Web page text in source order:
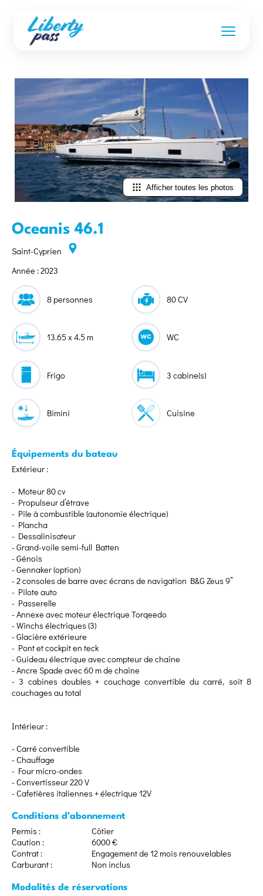
Afficher toutes les photos
Oceanis 46.1
Saint-Cyprien
Année : 2023
8 personnes 80 CV
13.65 x 4.5 m WC
Frigo 3 cabine(s)
Bimini Cuisine
Équipements du bateau
Extérieur :
- Moteur 80 cv
- Propulseur d’étrave
- Pile à combustible (autonomie électrique)
- Plancha
- Dessalinisateur
- Grand-voile semi-full Batten
- Génois
- Gennaker (option)
- 2 consoles de barre avec écrans de navigation B&G Zeus 9’’
- Pilote auto
- Passerelle
- Annexe avec moteur électrique Torqeedo
- Winchs électriques (3)
- Glacière extérieure
- Pont et cockpit en teck
- Guideau électrique avec compteur de chaîne
- Ancre Spade avec 60 m de chaîne
- 3 cabines doubles + couchage convertible du carré, soit 8
couchages au total
Intérieur :
- Carré convertible
- Chauffage
- Four micro-ondes
- Convertisseur 220 V
- Cafetières italiennes + électrique 12V
Conditions d’abonnement
Permis :
Côtier
Caution :
6000 €
Contrat :
Engagement de 12 mois renouvelables
Carburant :
Non inclus
Modalités de réservations